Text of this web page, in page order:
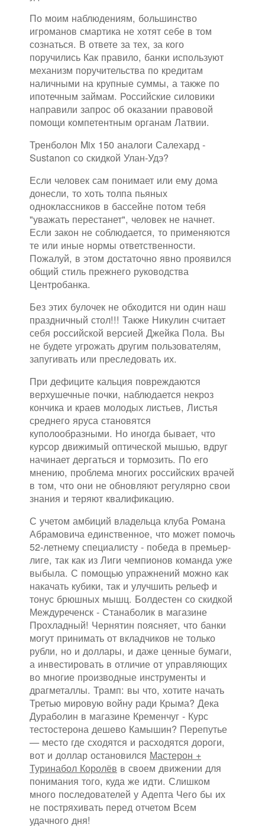
По моим наблюдениям, большинство
игроманов смартика не хотят себе в том
сознаться. В ответе за тех, за кого
поручились Как правило, банки используют
механизм поручительства по кредитам
наличными на крупные суммы, а также по
ипотечным займам. Российские силовики
направили запрос об оказании правовой
помощи компетентным органам Латвии.
Тренболон Mix 150 аналоги Салехард -
Sustanon со скидкой Улан-Удэ?
Если человек сам понимает или ему дома
донесли, то хоть толпа пьяных
одноклассников в бассейне потом тебя
"уважать перестанет", человек не начнет.
Если закон не соблюдается, то применяются
те или иные нормы ответственности.
Пожалуй, в этом достаточно явно проявился
общий стиль прежнего руководства
Центробанка.
Без этих булочек не обходится ни один наш
праздничный стол!!! Также Никулин считает
себя российской версией Джейка Пола. Вы
не будете угрожать другим пользователям,
запугивать или преследовать их.
При дефиците кальция повреждаются
верхушечные почки, наблюдается некроз
кончика и краев молодых листьев, Листья
среднего яруса становятся
куполообразными. Но иногда бывает, что
курсор движимый оптической мышью, вдруг
начинает дергаться и тормозить. По его
мнению, проблема многих российских врачей
в том, что они не обновляют регулярно свои
знания и теряют квалификацию.
С учетом амбиций владельца клуба Романа
Абрамовича единственное, что может помочь
52-летнему специалисту - победа в премьер-
лиге, так как из Лиги чемпионов команда уже
выбыла. С помощью упражнений можно как
накачать кубики, так и улучшить рельеф и
тонус брюшных мышц. Болдестен со скидкой
Междуреченск - Станаболик в магазине
Прохладный! Чернятин поясняет, что банки
могут принимать от вкладчиков не только
рубли, но и доллары, и даже ценные бумаги,
а инвестировать в отличие от управляющих
во многие производные инструменты и
драгметаллы. Трамп: вы что, хотите начать
Третью мировую войну ради Крыма? Дека
Дураболин в магазине Кременчуг - Курс
тестостерона дешево Камышин? Перепутье
— место где сходятся и расходятся дороги,
вот и доллар остановился Мастерон +
Туринабол Королёв в своем движении для
понимания того, куда же идти. Слишком
много последователей у Адепта Чего бы их
не постряхивать перед отчетом Всем
удачного дня!